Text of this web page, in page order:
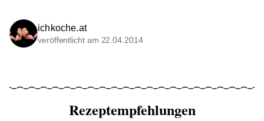
ichkoche.at
veröffentlicht am 22.04.2014
Rezeptempfehlungen